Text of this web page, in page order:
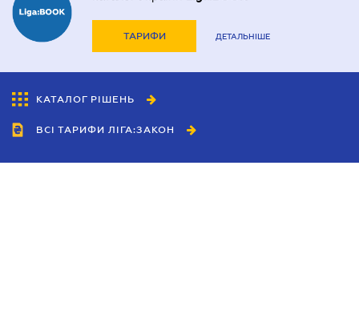
ТАРИФИ ДЕТАЛЬНІШЕ
КАТАЛОГ РІШЕНЬ
ВСІ ТАРИФИ ЛІГА:ЗАКОН